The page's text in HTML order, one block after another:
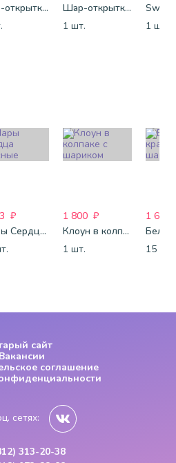
Шар-открытка "Звезда" (45 см) - 1
Шар-открытка "Сердце" (45 см) - 2
1 шт.
1 шт.
₽
Шары Сердца красные
1 800 ₽
Клоун в колпаке с шариком
1 шт.
1 688
15 шт.
сайт
Вакансии
соглашение
сетях:
313-20-38